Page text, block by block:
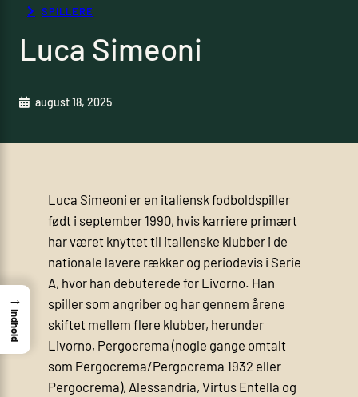
SPILLERE
Luca Simeoni
august 18, 2025
Luca Simeoni er en italiensk fodboldspiller
født i september 1990, hvis karriere primært
har været knyttet til italienske klubber i de
nationale lavere rækker og periodevis i Serie
A, hvor han debuterede for Livorno. Han
spiller som angriber og har gennem årene
skiftet mellem flere klubber, herunder
Livorno, Pergocrema (nogle gange omtalt
som Pergocrema/Pergocrema 1932 eller
Pergocrema), Alessandria, Virtus Entella og
→
Indhold